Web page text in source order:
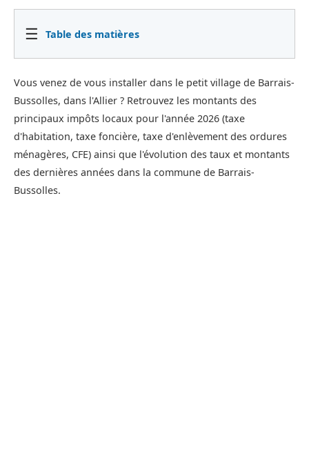
☰ Table des matières
Vous venez de vous installer dans le petit village de Barrais-
Bussolles, dans l'Allier ? Retrouvez les montants des
principaux impôts locaux pour l'année 2026 (taxe
d'habitation, taxe foncière, taxe d'enlèvement des ordures
ménagères, CFE) ainsi que l'évolution des taux et montants
des dernières années dans la commune de Barrais-
Bussolles.